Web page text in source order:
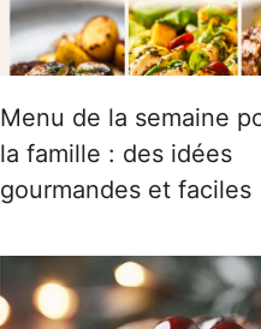
Menu de la semaine
la famille : des idées
gourmandes et faciles